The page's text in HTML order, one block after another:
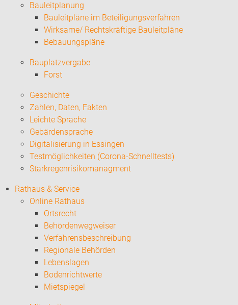
Bauleitplanung
Bauleitpläne im Beteiligungsverfahren
Wirksame/ Rechtskräftige Bauleitpläne
Bebauungspläne
Bauplatzvergabe
Forst
Geschichte
Zahlen, Daten, Fakten
Leichte Sprache
Gebärdensprache
Digitalisierung in Essingen
Testmöglichkeiten (Corona-Schnelltests)
Starkregenrisikomanagment
Rathaus & Service
Online Rathaus
Ortsrecht
Behördenwegweiser
Verfahrensbeschreibung
Regionale Behörden
Lebenslagen
Bodenrichtwerte
Mietspiegel